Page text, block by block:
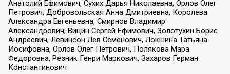
Анатолий Ефимович, Сухих Дарья Николаевна, Орлов Олег
Петрович, Добровольская Анна Дмитриевна, Королева
Александра Евгеньевна, Смирнов Владимир
Александрович, Вицин Сергей Ефимович, Золотухин Борис
Андреевич, Левинсон Лев Семенович, Локшина Татьяна
Иосифовна, Орлов Олег Петрович, Полякова Мара
Федоровна, Резник Генри Маркович, Захаров Герман
Константинович